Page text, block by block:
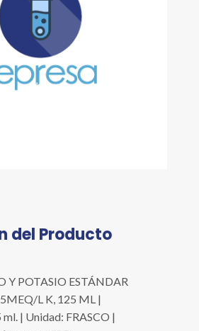
del Producto
Y POTASIO ESTÁNDAR
L K, 125 ML |
| Unidad: FRASCO |